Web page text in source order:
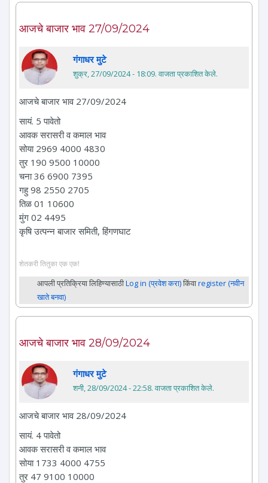
आजचे बाजार भाव 27/09/2024
गंगाधर मुटे
शुक्र, 27/09/2024 - 18:09. वाजता प्रकाशित केले.
आजचे बाजार भाव 27/09/2024
सायं. 5 पावेतो
आवक सरासरी व कमाल भाव
सोया 2969 4000 4830
तुर 190 9500 10000
चना 36 6900 7395
गहु 98 2550 2705
तिळ 01 10600
मुंग 02 4495
कृषि उत्पन्न बाजार समिती, हिंगणघाट
शेतकरी तितुका एक एक!
आपली प्रतिक्रिया लिहिण्यासाठीLog in (प्रवेश करा)किंवाregister (नवीन
खाते बनवा)
आजचे बाजार भाव 28/09/2024
गंगाधर मुटे
शनी, 28/09/2024 - 22:58. वाजता प्रकाशित केले.
आजचे बाजार भाव 28/09/2024
सायं. 4 पावेतो
आवक सरासरी व कमाल भाव
सोया 1733 4000 4755
तुर 47 9100 10000